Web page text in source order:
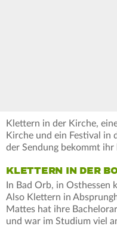
Klettern in der Kirche,
Kirche und ein Festival in
der Sendung bekommt ihr
KLETTERN IN DER
In Bad Orb, in
Also Klettern in
Mattes hat ihre
und war im Studium viel